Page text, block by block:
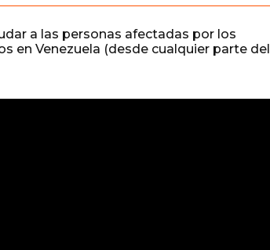
a las personas afectadas por los
en Venezuela (desde cualquier parte del